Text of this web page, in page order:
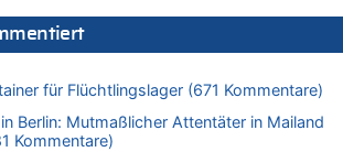
von Islam Experte zu
in Londons City niedergestochen
von Dax zu
von Dax zu
für Flüchtlingslager (671 Kommentare)
Berlin: Mutmaßlicher Attentäter in Mailand
Kommentare)